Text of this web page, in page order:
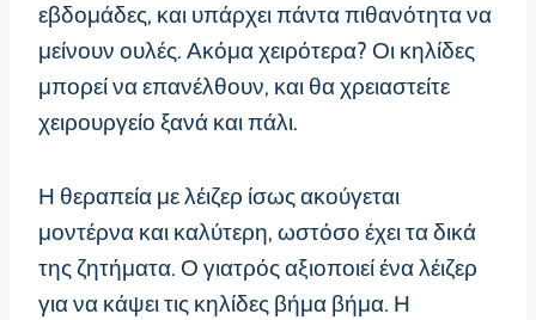
εβδομάδες, και υπάρχει πάντα πιθανότητα να
μείνουν ουλές. Ακόμα χειρότερα? Οι κηλίδες
μπορεί να επανέλθουν, και θα χρειαστείτε
χειρουργείο ξανά και πάλι.
Η θεραπεία με λέιζερ ίσως ακούγεται
μοντέρνα και καλύτερη, ωστόσο έχει τα δικά
της ζητήματα. Ο γιατρός αξιοποιεί ένα λέιζερ
για να κάψει τις κηλίδες βήμα βήμα. Η